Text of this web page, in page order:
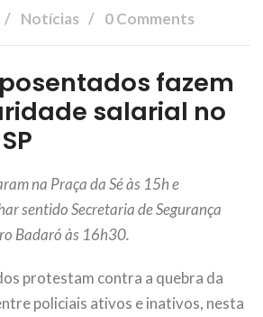
Notícias 0 Comments
fazem
salarial no
na Praça da Sé às 15h e
sentido Secretaria de Segurança
Badaró às 16h30.
protestam contra a quebra da
policiais ativos e inativos, nesta